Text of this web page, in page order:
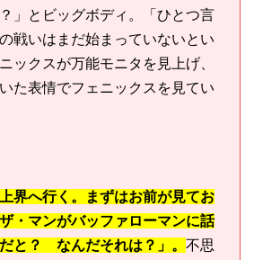
」とビッグボディ。「ひとつ言
戦いはまだ始まっていないとい
ックスが万能モニタを見上げ、
た表情でフェニックスを見てい
界へ行く。まずはお前が見てお
・マンがバッファローマンに話
と？ なんだそれは？」。 不思